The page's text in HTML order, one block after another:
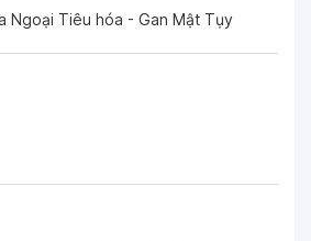
Ngoại Tiêu hóa - Gan Mật Tụy